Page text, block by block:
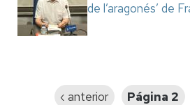
de l’aragonés’ de
Página
‹ anterior Página 2